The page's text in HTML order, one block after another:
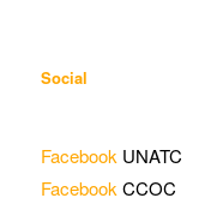
Social
Facebook UNATC
Facebook CCOC